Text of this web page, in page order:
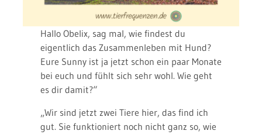
Hallo Obelix, sag mal, wie findest du
eigentlich das Zusammenleben mit Hund?
Eure Sunny ist ja jetzt schon ein paar Monate
bei euch und fühlt sich sehr wohl. Wie geht
es dir damit?“
„Wir sind jetzt zwei Tiere hier, das find ich
gut. Sie funktioniert noch nicht ganz so, wie